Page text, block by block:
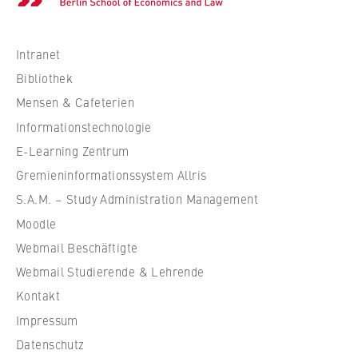
c
s
c
u
l
e
f
i
r
t
c
h
Intranet
Bibliothek
Mensen & Cafeterien
Informationstechnologie
E-Learning Zentrum
Gremieninformationssystem Allris
S.A.M. – Study Administration Management
Moodle
Webmail Beschäftigte
Webmail Studierende & Lehrende
Kontakt
Impressum
Datenschutz